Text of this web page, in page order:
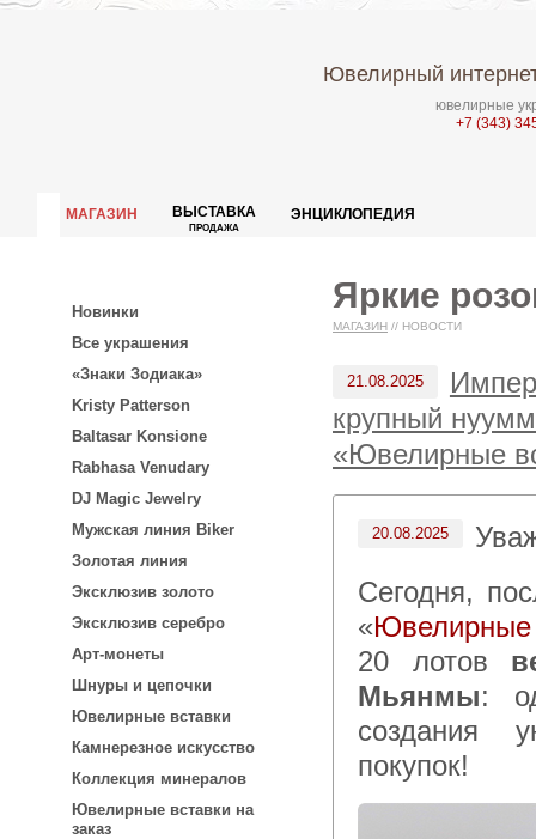
Ювелирный
ювелирные
+7 (343)
МАГАЗИН ВЫСТАВКА
ПРОДАЖА
ЭНЦИКЛОПЕДИЯ
Новинки
Все украшения
«Знаки Зодиака»
Kristy Patterson
Baltasar Konsione
Rabhasa Venudary
DJ Magic Jewelry
Мужская линия Biker
Золотая линия
Эксклюзив золото
Эксклюзив серебро
Арт-монеты
Шнуры и цепочки
Ювелирные вставки
Камнерезное искусство
Коллекция минералов
Ювелирные вставки на
заказ
Яркие
МАГАЗИН // НОВОСТИ
21.08.2025
крупный
«Ювелирные
20.08.2025
Сегодня, после 15:00 по московскому времени, в каталоге
«Ювелирные
20 лотов
Мьянмы:
создания
покупок!